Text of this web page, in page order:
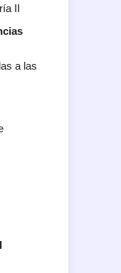
II
a las
II